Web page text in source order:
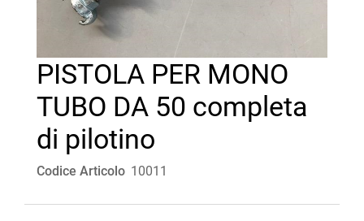
PISTOLA PER MONO
TUBO DA 50 completa
di pilotino
Codice Articolo 10011